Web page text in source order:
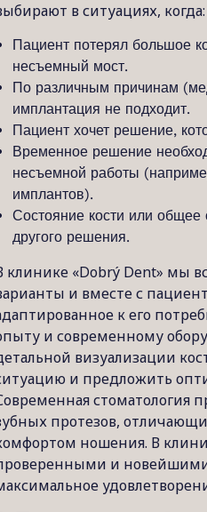
в ситуациях, когда:
Пациент потерял большое
несъемный мост.
По различным причинам
имплантация не подходит.
Пациент хочет решение,
Временное решение
несъемной работы
имплантов).
Состояние кости или общее
другого решения.
клинике «Dobrý Dent» мы
и вместе с
к его
и современному
визуализации
и предложить
стоматология
протезов,
ношения. В
и